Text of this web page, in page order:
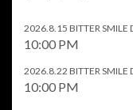
2026.8.15 BITTER SMILE
10:00 PM
2026.8.22 BITTER SMILE
10:00 PM